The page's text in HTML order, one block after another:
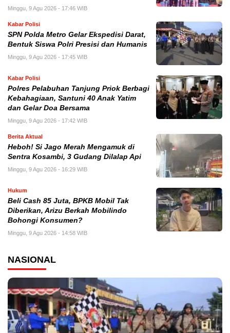
Minggu, 9 Agu 2026 - 17:46 WIB
Kabar Polisi
SPN Polda Metro Gelar Ekspedisi Darat,
Bentuk Siswa Polri Presisi dan Humanis
Minggu, 9 Agu 2026 - 17:45 WIB
Kabar Polisi
Polres Pelabuhan Tanjung Priok Berbagi
Kebahagiaan, Santuni 40 Anak Yatim
dan Gelar Doa Bersama
Minggu, 9 Agu 2026 - 17:42 WIB
Berita Aktual
Heboh! Si Jago Merah Mengamuk di
Sentra Kosambi, 3 Gudang Dilalap Api
Minggu, 9 Agu 2026 - 16:29 WIB
Hukum
‎Beli Cash 85 Juta, BPKB Mobil Tak
Diberikan, Arizu Berkah Mobilindo
Bohongi Konsumen?
Minggu, 9 Agu 2026 - 14:58 WIB
NASIONAL